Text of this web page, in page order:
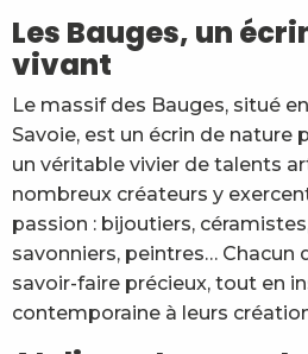
Atelier-boutique du Noyer -
Chèvrerie 02 Briquettes
L'Atelier du Pont du Diable
Planète Cuir
La Maison des artisans
L'Atelier d'AR
Poterie "Tant que la terre
Les Bauges, un
vivant
Le massif des Bauges, situé
Savoie, est un écrin de nature
un véritable vivier de talents
nombreux créateurs y
passion : bijoutiers,
savonniers, peintres… Chacun
savoir-faire précieux, tout en
contemporaine à leurs